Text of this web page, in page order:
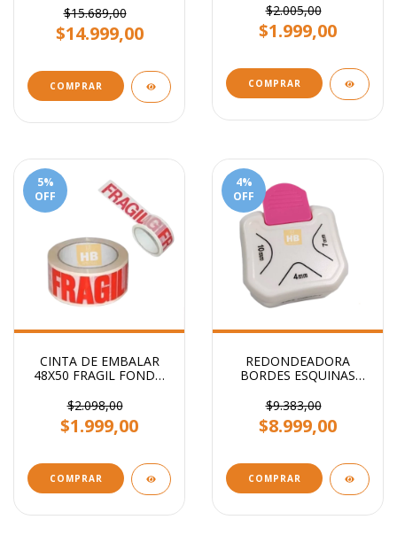
$15.689,00
$14.999,00
COMPRAR
$2.005,00
$1.999,00
COMPRAR
5%
OFF
CINTA DE EMBALAR
48X50 FRAGIL FONDO
$2.098,00
$1.999,00
COMPRAR
4%
OFF
REDONDEADORA
BORDES ESQUINAS
PRIMERA CALIDAD
$9.383,00
$8.999,00
COMPRAR